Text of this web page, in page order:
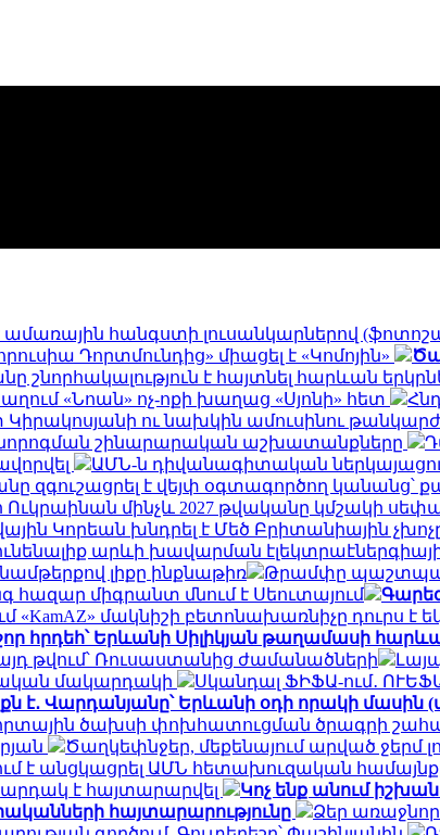
է ամառային հանգստի լուսանկարներով
Դորտմունդից» միացել է «Կոմոյին»
շնորհակալություն է հայտնել հարևան
«Նոան» ոչ-ոքի խաղաց «Սյոնի» հետ
ու նախկին ամուսինու
շինարարական աշխատանքները
ԱՄՆ-ն դիվանագիտական
զգուշացրել է վեյփ օգտագործող կանանց՝
որ Ուկրաինան մինչև 2027 թվականը կմշակի
Կորեան խնդրել է Մեծ Բրիտանիային
արևի խավարման
լիքը ինքնաթիռ
Թրամփը
հազար միգրանտ մնում է Սեուտայում
«KamAZ» մակնիշի բետոնախառնիչը դուրս է
հրդեհ՝ Երևանի Սիլիկյան թաղամասի
թվում՝ Ռուսաստանից ժամանածների
մակարդակի
Սկանդալ ՖԻՖԱ-ում․
է․ Վարդանյանը՝ Երևանի օդի որակի մասին
ծախսի փոխհատուցման ծրագրի
Ծաղկեփնջեր, մեքենայում արված ջերմ
է անցկացրել ԱՄՆ հետախուզական
է հայտարարվել
Կոչ ենք անում
հայտարարությունը
Ձեր